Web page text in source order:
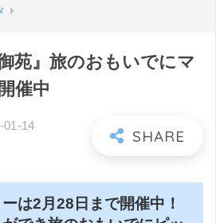
苑』旅のおもいでにマ
催中
01-14
は2月28日まで開催中！